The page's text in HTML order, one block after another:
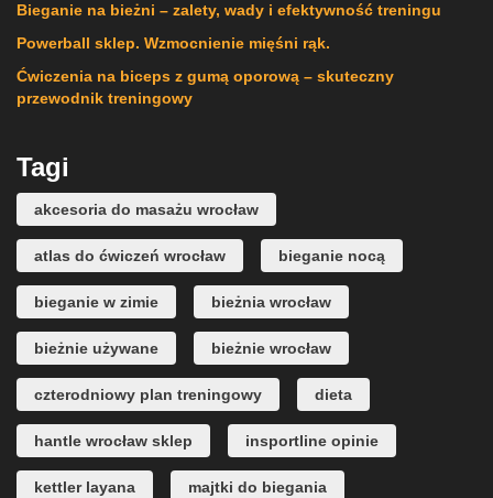
Bieganie na bieżni – zalety, wady i efektywność treningu
Powerball sklep. Wzmocnienie mięśni rąk.
Ćwiczenia na biceps z gumą oporową – skuteczny
przewodnik treningowy
Tagi
akcesoria do masażu wrocław
atlas do ćwiczeń wrocław bieganie nocą
bieganie w zimie bieżnia wrocław
bieżnie używane bieżnie wrocław
czterodniowy plan treningowy dieta
hantle wrocław sklep insportline opinie
kettler layana majtki do biegania